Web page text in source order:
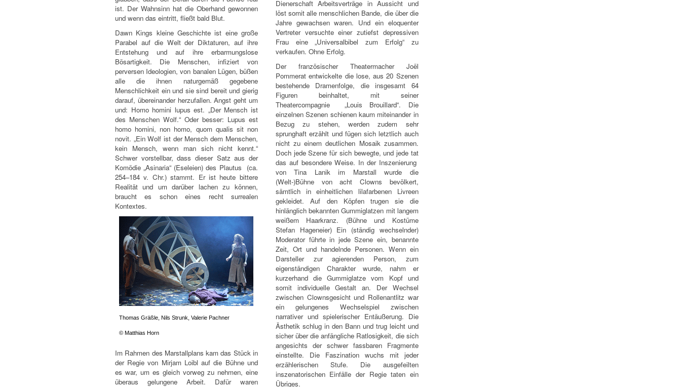
ist. Der Wahnsinn hat die Oberhand gewonnen
und wenn das eintritt, fließt bald Blut.
Dawn Kings kleine Geschichte ist eine große
Parabel auf die Welt der Diktaturen, auf ihre
Entstehung und auf ihre erbarmungslose
Bösartigkeit. Die Menschen, infiziert von
perversen Ideologien, von banalen Lügen, büßen
alle die ihnen naturgemäß gegebene
Menschlichkeit ein und sie sind bereit und gierig
darauf, übereinander herzufallen. Angst geht um
und: Homo homini lupus est. „Der Mensch ist
des Menschen Wolf.“ Oder besser: Lupus est
homo homini, non homo, quom qualis sit non
novit. „Ein Wolf ist der Mensch dem Menschen,
kein Mensch, wenn man sich nicht kennt.“
Schwer vorstellbar, dass dieser Satz aus der
Komödie „Asinaria“ (Eseleien) des Plautus (ca.
254–184 v. Chr.) stammt. Er ist heute bittere
Realität und um darüber lachen zu können,
braucht es schon eines recht surrealen
Kontextes.
Thomas Gräßle, Nils Strunk, Valerie Pachner
© Matthias Horn
Im Rahmen des Marstallplans kam das Stück in
der Regie von Mirjam Loibl auf die Bühne und
es war, um es gleich vorweg zu nehmen, eine
überaus gelungene Arbeit. Dafür waren
Dienerschaft Arbeitsverträge in Aussicht und
löst somit alle menschlichen Bande, die über die
Jahre gewachsen waren. Und ein eloquenter
Vertreter versuchte einer zutiefst depressiven
Frau eine „Universalbibel zum Erfolg“ zu
verkaufen. Ohne Erfolg.
Der französischer Theatermacher Joël
Pommerat entwickelte die lose, aus 20 Szenen
bestehende Dramenfolge, die insgesamt 64
Figuren beinhaltet, mit seiner
Theatercompagnie „Louis Brouillard“. Die
einzelnen Szenen schienen kaum miteinander in
Bezug zu stehen, werden zudem sehr
sprunghaft erzählt und fügen sich letztlich auch
nicht zu einem deutlichen Mosaik zusammen.
Doch jede Szene für sich bewegte, und jede tat
das auf besondere Weise. In der Inszenierung
von Tina Lanik im Marstall wurde die
(Welt-)Bühne von acht Clowns bevölkert,
sämtlich in einheitlichen lilafarbenen Livreen
gekleidet. Auf den Köpfen trugen sie die
hinlänglich bekannten Gummiglatzen mit langem
weißem Haarkranz. (Bühne und Kostüme
Stefan Hageneier) Ein (ständig wechselnder)
Moderator führte in jede Szene ein, benannte
Zeit, Ort und handelnde Personen. Wenn ein
Darsteller zur agierenden Person, zum
eigenständigen Charakter wurde, nahm er
kurzerhand die Gummiglatze vom Kopf und
somit individuelle Gestalt an. Der Wechsel
zwischen Clownsgesicht und Rollenantlitz war
ein gelungenes Wechselspiel zwischen
narrativer und spielerischer Entäußerung. Die
Ästhetik schlug in den Bann und trug leicht und
sicher über die anfängliche Ratlosigkeit, die sich
angesichts der schwer fassbaren Fragmente
einstellte. Die Faszination wuchs mit jeder
erzählerischen Stufe. Die ausgefeilten
inszenatorischen Einfälle der Regie taten ein
Übriges.